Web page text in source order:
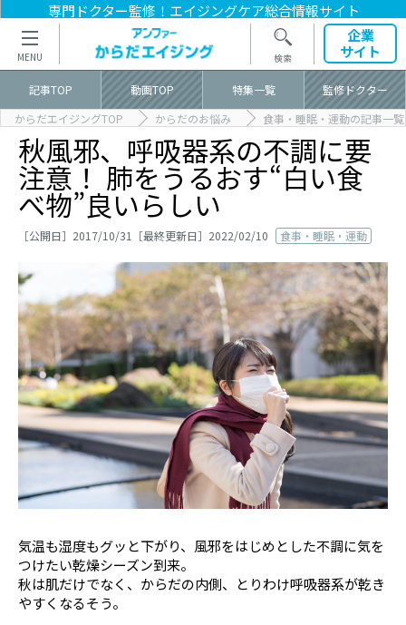
専門ドクター監修！ エイジングケア総合情報サイト
企業
サイト
記事TOP 動画TOP 特集一覧 監修ドクター
記事TOP
記事カテゴリ一覧
顔・頭 目・耳・鼻・口
手・足 お腹・お尻・背中
関節・筋肉 器官
食事・睡眠・運動 その他
動画TOP
からだエイジングTOP からだのお悩み 食事・睡眠・運動の記事一覧
秋風邪、呼吸器系の不調に要
注意！ 肺をうるおす“白い食
べ物”良いらしい
［公開日］2017/10/31［最終更新日］2022/02/10 食事・睡眠・運動
気温も湿度もグッと下がり、風邪をはじめとした不調に気を
つけたい乾燥シーズン到来。
秋は肌だけでなく、からだの内側、とりわけ呼吸器系が乾き
やすくなるそう。